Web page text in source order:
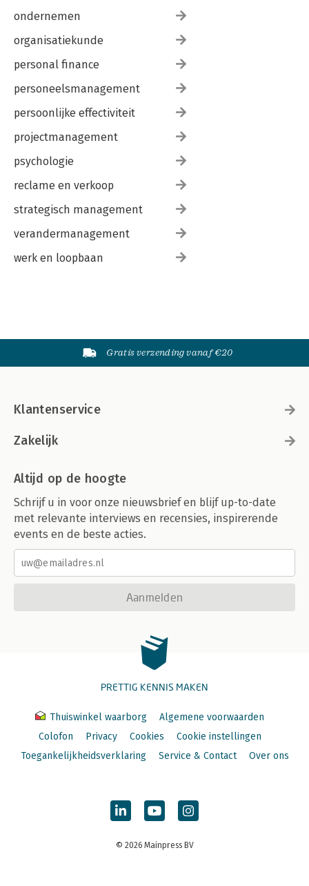
ondernemen
organisatiekunde
personal finance
personeelsmanagement
persoonlijke effectiviteit
projectmanagement
psychologie
reclame en verkoop
strategisch management
verandermanagement
werk en loopbaan
Gratis verzending vanaf €20
Klantenservice
Zakelijk
Altijd op de hoogte
Schrijf u in voor onze nieuwsbrief en blijf up-to-date
met relevante interviews en recensies, inspirerende
events en de beste acties.
Aanmelden
PRETTIG KENNIS MAKEN
Thuiswinkel waarborg
Algemene voorwaarden
Colofon
Privacy Cookies
Cookie instellingen
Toegankelijkheidsverklaring
Service & Contact Over ons
© 2026 Mainpress BV